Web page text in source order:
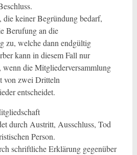
keiner Begründung bedarf,
Berufung an die
zu, welche dann endgültig
kann in diesem Fall nur
die Mitgliederversammlung
von zwei Dritteln
entscheidet.
durch Austritt, Ausschluss, Tod
Person.
schriftliche Erklärung gegenüber